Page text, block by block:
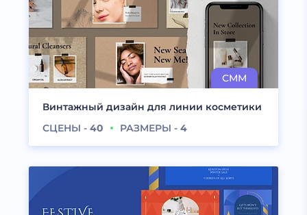
Винтажный дизайн для линии косметики
СЦЕНЫ - 40 РАЗМЕРЫ - 4